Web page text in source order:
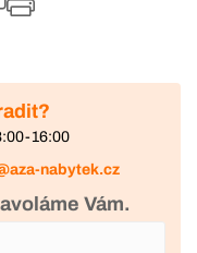
16:00
nabytek.cz
Vám.